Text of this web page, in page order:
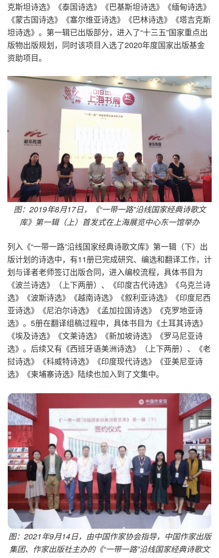
克斯坦诗选》《泰国诗选》《巴基斯坦诗选》《缅甸诗选》
《蒙古国诗选》《塞尔维亚诗选》《巴林诗选》《塔吉克斯
坦诗选》。第一辑已出版部分，进入了“十三五”国家重点出
版物出版规划，同时该项目入选了2020年度国家出版基金
资助项目。
图：2019年8月17日，《“一带一路”沿线国家经典诗歌文
库》第一辑（上）首发式在上海展览中心东一馆举办
列入《“一带一路”沿线国家经典诗歌文库》第一辑（下）出
版计划的诗选中，有11册已完成研究、编选和翻译工作，计
划与译者老师签订出版合同，进入编校流程，具体书目为
《波兰诗选》（上下两册）、《印度古代诗选》《乌克兰诗
选》《波斯诗选》《越南诗选》《叙利亚诗选》《印度尼西
亚诗选》《尼泊尔诗选》《孟加拉国诗选》《克罗地亚诗
选》。5册在翻译组稿过程中，具体书目为《土耳其诗选》
《埃及诗选》《文莱诗选》《新加坡诗选》《罗马尼亚诗
选》。后续又有《西班牙语美洲诗选》（上下两册）、《老
挝诗选》《科威特诗选》《印度现代诗选》《亚美尼亚诗
选》《柬埔寨诗选》陆续也加入到了文集中。
图：2021年9月14日，由中国作家协会指导，中国作家出版
集团、作家出版社主办的《“一带一路”沿线国家经典诗歌文